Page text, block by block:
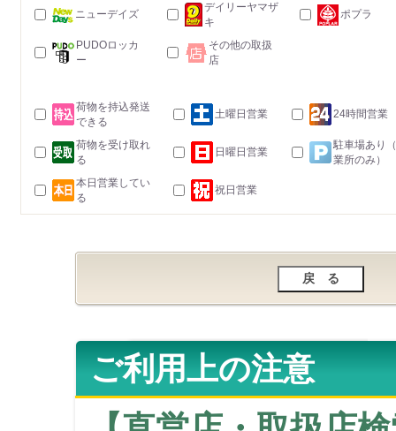
ニューデイズ
デイリーヤマザ
キ
ポプラ
PUDOロッカ
ー
その他の取扱
店
荷物を持込発送
できる
土曜日営業 24時間営業
荷物を受け取れ
る
日曜日営業
駐車場あり
業所のみ）
本日営業してい
る
祝日営業
ご利用上の注意